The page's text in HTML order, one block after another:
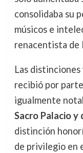
consolidaba su
músicos e
renacentista de
Las
recibió por
igualmente
Sacro Palacio y
distinción
de privilegio en